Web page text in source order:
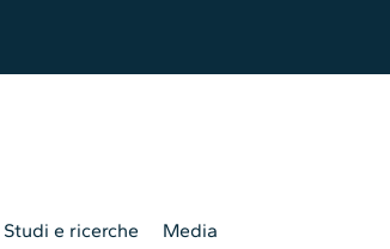
Studi e ricerche Media